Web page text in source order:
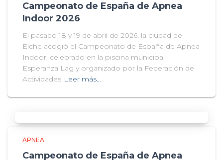
Campeonato de España de Apnea
Indoor 2026
El pasado 18 y 19 de abril de 2026, la ciudad de
Elche acogió el Campeonato de España de Apnea
Indoor, celebrado en la piscina municipal
Esperanza Lag y organizado por la Federación de
Actividades Leer más…
APNEA
Campeonato de España de Apnea